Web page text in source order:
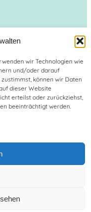
wir Technologien wie
und/oder darauf
können wir Daten
dieser Website
erteilst oder zurückziehst,
beeinträchtigt werden.
2026